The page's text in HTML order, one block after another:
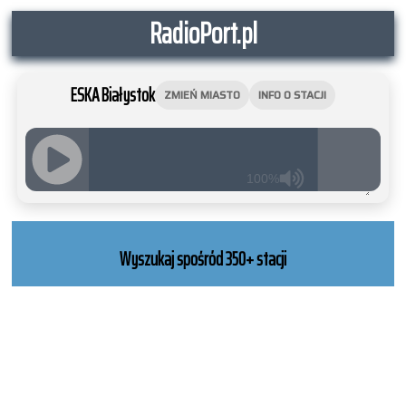
RadioPort.pl
ESKA Białystok ZMIEŃ MIASTO INFO O STACJI
100%
RADIO
WORDPRESS
Wyszukaj spośród 350+ stacji